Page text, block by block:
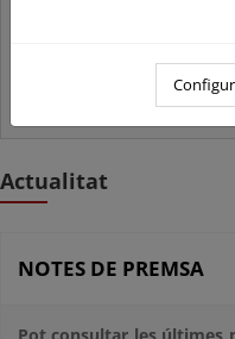
Actualitat
NOTES DE PREMSA